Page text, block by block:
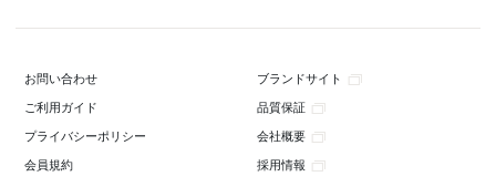
お問い合わせ ブランドサイト
ご利用ガイド 品質保証
プライバシーポリシー 会社概要
会員規約 採用情報